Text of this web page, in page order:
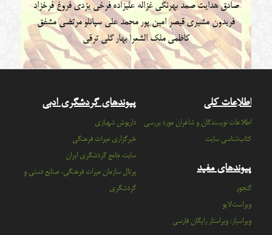
صادق هدایتصمد بهرنگی غزاله علیزادهفرخی یزدیفروغ فرخزاد
فریدون مشیری قیصر امین پور محمد علی سپانلومرتضی مشفق
کاظمی ملک الشعرا بهار گلی ترقی
اطلاعات کلی
اطلاعات نویسندگان و شاعران مورد بررسی
کتاب‌شناسی سایت
پیوندهای مفید
گنجور
ویراست‌لایو
ویراسباز: ویراستار رایگان فارسی
پیوندهای گردشگری ادبی
داریوش شهبازی
خبرگزاری میراث فرهنگی
سايت جامع گردشگري ايران
پرتال سازمان ميراث فرهنگي، صنايع دستي و
گردشگري